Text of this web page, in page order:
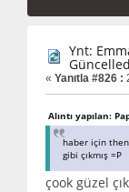
Ynt:
« Yanıtla #826 :
Alıntı yapılan:
haber için
gibi çıkmış =P
çook güzel